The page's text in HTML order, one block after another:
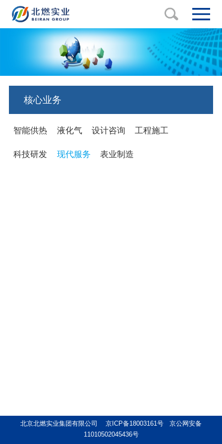
核心业务
智能供热 液化气 设计咨询 工程施工
科技研发 现代服务 表业制造
北京北燃实业集团有限公司 京ICP备18003161号
京公网安备
11010502045436号